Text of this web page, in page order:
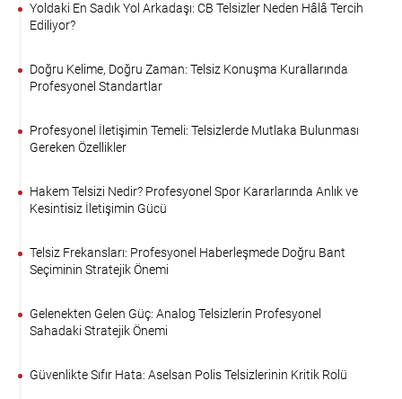
Yoldaki En Sadık Yol Arkadaşı: CB Telsizler Neden Hâlâ Tercih
Ediliyor?
Doğru Kelime, Doğru Zaman: Telsiz Konuşma Kurallarında
Profesyonel Standartlar
Profesyonel İletişimin Temeli: Telsizlerde Mutlaka Bulunması
Gereken Özellikler
Hakem Telsizi Nedir? Profesyonel Spor Kararlarında Anlık ve
Kesintisiz İletişimin Gücü
Telsiz Frekansları: Profesyonel Haberleşmede Doğru Bant
Seçiminin Stratejik Önemi
Gelenekten Gelen Güç: Analog Telsizlerin Profesyonel
Sahadaki Stratejik Önemi
Güvenlikte Sıfır Hata: Aselsan Polis Telsizlerinin Kritik Rolü